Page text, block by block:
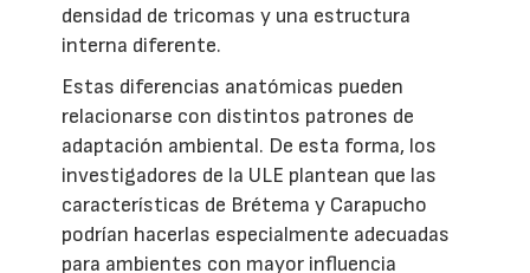
densidad de tricomas y una estructura
interna diferente.
Estas diferencias anatómicas pueden
relacionarse con distintos patrones de
adaptación ambiental. De esta forma, los
investigadores de la ULE plantean que las
características de Brétema y Carapucho
podrían hacerlas especialmente adecuadas
para ambientes con mayor influencia